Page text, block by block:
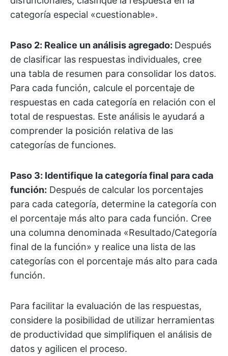
categoría especial «cuestionable».
Paso 2: Realice un análisis agregado: Después
de clasificar las respuestas individuales, cree
una tabla de resumen para consolidar los datos.
Para cada función, calcule el porcentaje de
respuestas en cada categoría en relación con el
total de respuestas. Este análisis le ayudará a
comprender la posición relativa de las
categorías de funciones.
Paso 3: Identifique la categoría final para cada
función: Después de calcular los porcentajes
para cada categoría, determine la categoría con
el porcentaje más alto para cada función. Cree
una columna denominada «Resultado/Categoría
final de la función» y realice una lista de las
categorías con el porcentaje más alto para cada
función.
Para facilitar la evaluación de las respuestas,
considere la posibilidad de utilizar herramientas
de productividad que simplifiquen el análisis de
datos y agilicen el proceso.